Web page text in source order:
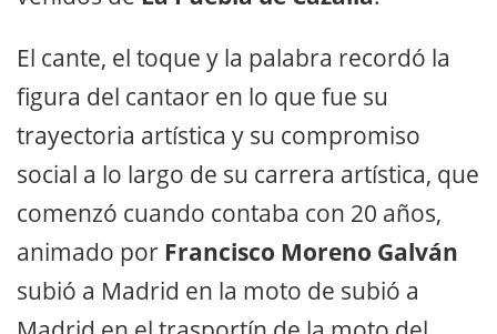
El cante, el toque y la palabra recordó la
figura del cantaor en lo que fue su
trayectoria artística y su compromiso
social a lo largo de su carrera artística, que
comenzó cuando contaba con 20 años,
animado por Francisco Moreno Galván
subió a Madrid en la moto de subió a